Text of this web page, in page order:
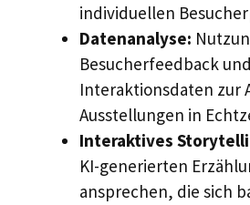
individuellen
Datenanalyse:
Besucherfeedback und
Interaktionsdaten zur
Ausstellungen in
Interaktives
KI-generierten
ansprechen, die sich